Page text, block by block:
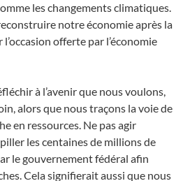
les changements climatiques.
notre économie après la
offerte par l’économie
à l’avenir que nous voulons,
alors que nous traçons la voie de
en ressources. Ne pas agir
les centaines de millions de
le gouvernement fédéral afin
Cela signifierait aussi que nous